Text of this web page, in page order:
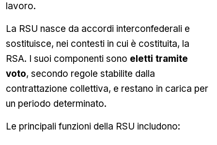
lavoro.
La RSU nasce da accordi interconfederali e
sostituisce, nei contesti in cui è costituita, la
RSA. I suoi componenti sono eletti tramite
voto, secondo regole stabilite dalla
contrattazione collettiva, e restano in carica per
un periodo determinato.
Le principali funzioni della RSU includono: